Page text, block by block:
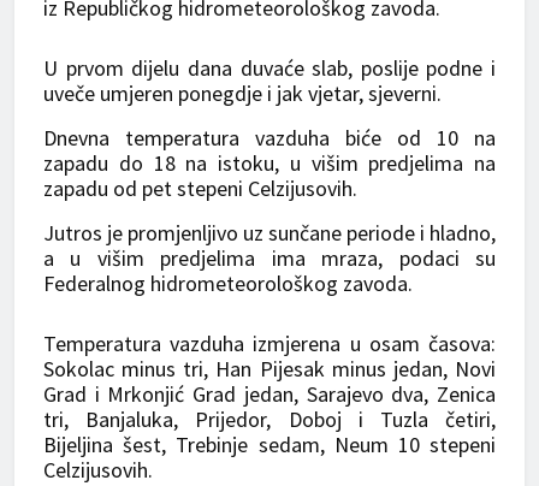
iz Republičkog hidrometeorološkog zavoda.
U prvom dijelu dana duvaće slab, poslije podne i
uveče umjeren ponegdje i jak vjetar, sjeverni.
Dnevna temperatura vazduha biće od 10 na
zapadu do 18 na istoku, u višim predjelima na
zapadu od pet stepeni Celzijusovih.
Jutros je promjenljivo uz sunčane periode i hladno,
a u višim predjelima ima mraza, podaci su
Federalnog hidrometeorološkog zavoda.
Temperatura vazduha izmjerena u osam časova:
Sokolac minus tri, Han Pijesak minus jedan, Novi
Grad i Mrkonjić Grad jedan, Sarajevo dva, Zenica
tri, Banjaluka, Prijedor, Doboj i Tuzla četiri,
Bijeljina šest, Trebinje sedam, Neum 10 stepeni
Celzijusovih.